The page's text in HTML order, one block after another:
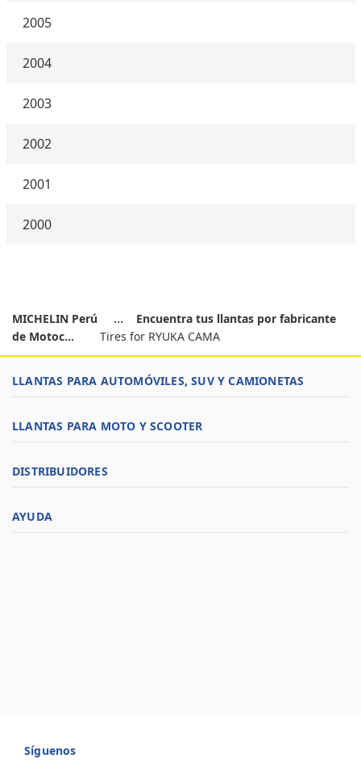
2005
2004
2003
2002
2001
2000
MICHELIN Perú
Encuentra tus llantas por fabricante
de Motoc...
Tires for RYUKA CAMA
LLANTAS PARA AUTOMÓVILES, SUV Y CAMIONETAS
LLANTAS PARA MOTO Y SCOOTER
DISTRIBUIDORES
AYUDA
Síguenos